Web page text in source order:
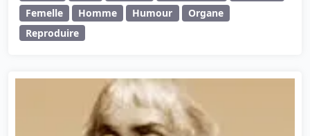
Femelle
Homme Humour
Organe
Reproduire